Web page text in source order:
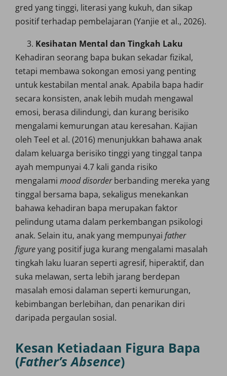
gred yang tinggi, literasi yang kukuh, dan sikap
positif terhadap pembelajaran (Yanjie et al., 2026).
Kesihatan Mental dan Tingkah Laku
Kehadiran seorang bapa bukan sekadar fizikal,
tetapi membawa sokongan emosi yang penting
untuk kestabilan mental anak. Apabila bapa hadir
secara konsisten, anak lebih mudah mengawal
emosi, berasa dilindungi, dan kurang berisiko
mengalami kemurungan atau keresahan. Kajian
oleh Teel et al. (2016) menunjukkan bahawa anak
dalam keluarga berisiko tinggi yang tinggal tanpa
ayah mempunyai 4.7 kali ganda risiko
mengalami mood disorderberbanding mereka yang
tinggal bersama bapa, sekaligus menekankan
bahawa kehadiran bapa merupakan faktor
pelindung utama dalam perkembangan psikologi
anak. Selain itu, anak yang mempunyai father
figureyang positif juga kurang mengalami masalah
tingkah laku luaran seperti agresif, hiperaktif, dan
suka melawan, serta lebih jarang berdepan
masalah emosi dalaman seperti kemurungan,
kebimbangan berlebihan, dan penarikan diri
daripada pergaulan sosial.
Kesan Ketiadaan Figura Bapa
(Father’s Absence)